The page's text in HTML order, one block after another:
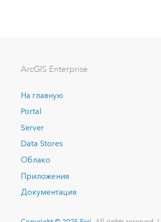
ArcGIS Enterprise
На главную
Portal
Server
Data Stores
Облако
Приложения
Документация